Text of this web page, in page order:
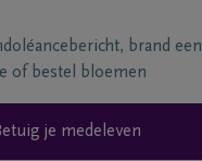
brand een
of bestel bloemen
je medeleven